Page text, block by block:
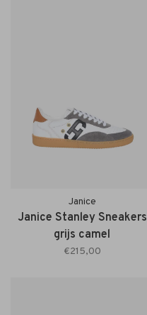
Janice
Janice Stanley Sneakers
grijs camel
€215,00